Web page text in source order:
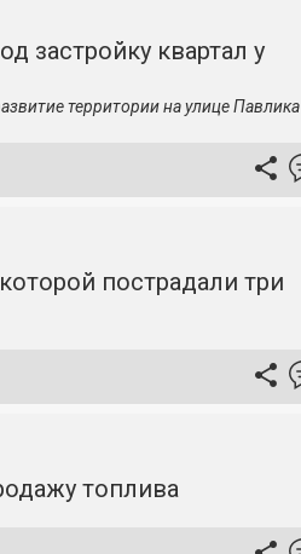
застройку квартал у
территории на улице Павлика
пострадали три
топлива